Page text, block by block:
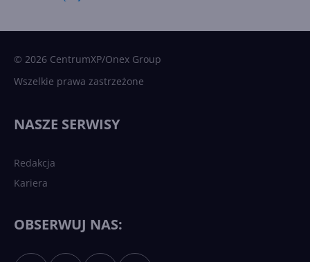
© 2026 CentrumXP/Onex Group
Wszelkie prawa zastrzeżone
NASZE SERWISY
Redakcja
Kariera
OBSERWUJ NAS: